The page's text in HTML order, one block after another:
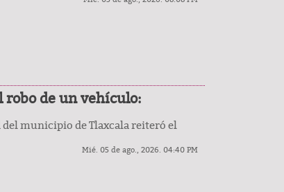
de un vehículo:
municipio de Tlaxcala reiteró el
Mié. 05 de ago., 2026. 04:40 PM